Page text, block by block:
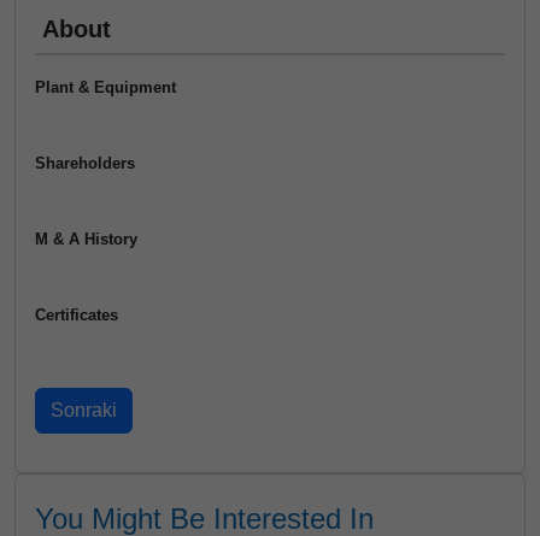
About
Plant & Equipment
Shareholders
M & A History
Certificates
You Might Be Interested In